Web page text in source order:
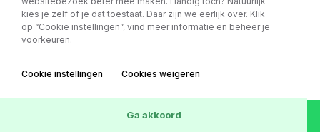
kies je zelf of je dat toestaat. Daar zijn we eerlijk over. Klik
op “Cookie instellingen”, vind meer informatie en beheer je
voorkeuren.
Cookie instellingen Cookies weigeren
Ga akkoord